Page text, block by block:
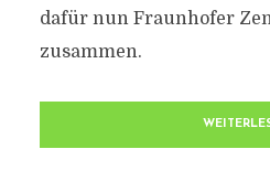
dafür nun Fraunhofer
zusammen.